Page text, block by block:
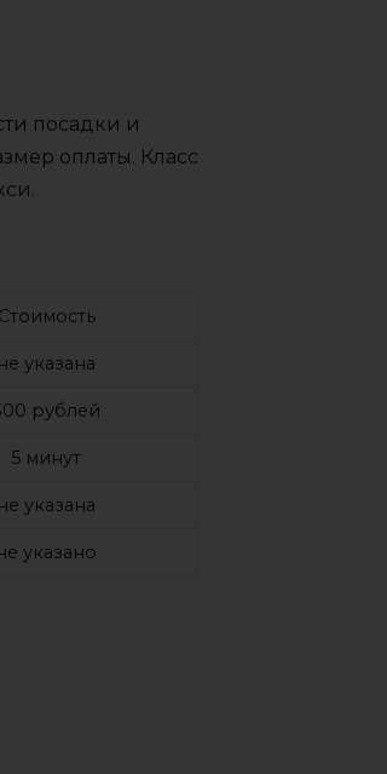
посадки и
оплаты. Класс
Стоимость
не указана
рублей
5 минут
не указана
указано